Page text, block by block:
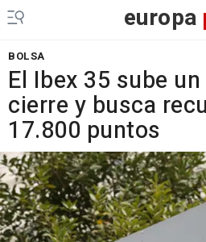
europa
BOLSA
El Ibex 35 sube un
cierre y busca
17.800 puntos